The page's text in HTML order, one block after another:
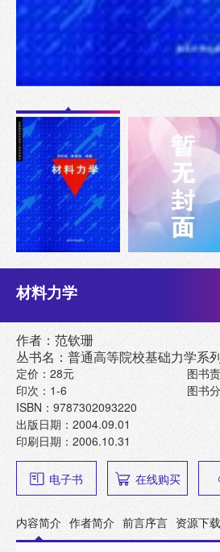
材料力学
作者：范钦珊
丛书名：普通高等院校基础力学系
定价：28元
印次：1-6
ISBN：9787302093220
出版日期：2004.09.01
印刷日期：2006.10.31
图书
图书
电子书 在线购买
内容简介 作者简介 前言序言 资源下载